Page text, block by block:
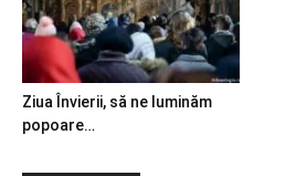
Ziua Învierii, să ne luminăm
popoare…